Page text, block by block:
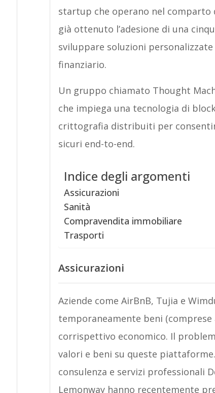
startup che operano nel comparto
già ottenuto l’adesione di una
sviluppare soluzioni
finanziario.
Un gruppo chiamato Thought
che impiega una tecnologia di
crittografia distribuiti per
sicuri end-to-end.
Indice degli argomenti
Assicurazioni
Sanità
Compravendita immobiliare
Trasporti
Assicurazioni
Aziende come AirBnB, Tujia e
temporaneamente beni
corrispettivo economico. Il
valori e beni su queste
consulenza e servizi professionali
Lemonway hanno recentemente